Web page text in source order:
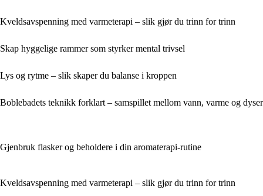
Kveldsavspenning med varmeterapi – slik gjør du trinn for trinn
Skap hyggelige rammer som styrker mental trivsel
Lys og rytme – slik skaper du balanse i kroppen
Boblebadets teknikk forklart – samspillet mellom vann, varme og dyser
Gjenbruk flasker og beholdere i din aromaterapi-rutine
Kveldsavspenning med varmeterapi – slik gjør du trinn for trinn